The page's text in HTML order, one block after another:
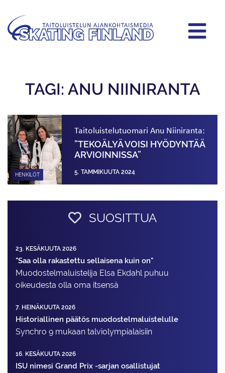
TAGI: ANU NIINIRANTA
HENKILÖT
Taitoluistelutuomari Anu Niiniranta:
”TEKOÄLYÄ VOISI HYÖDYNTÄÄ
ARVIOINNISSA”
5. TAMMIKUUTA 2024
SUOSITTUA
23. KESÄKUUTA 2026
"Saa olla rakastettu sellaisena kuin on"
Muodostelma­luistelija Elsa Ekdahl puhuu
oikeudesta olla oma itsensä
7. HEINÄKUUTA 2026
Historiallinen päätös muodostelmaluistelulle
Synchro 9 mukaan talviolympialaisiin
16. KESÄKUUTA 2026
ISU nimesi Grand Prix -sarjan osallistujat